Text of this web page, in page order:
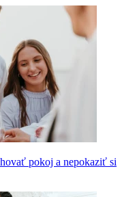
pokoj a nepokaziť si